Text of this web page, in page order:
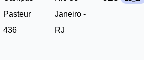
Pasteur
436
Janeiro -
RJ